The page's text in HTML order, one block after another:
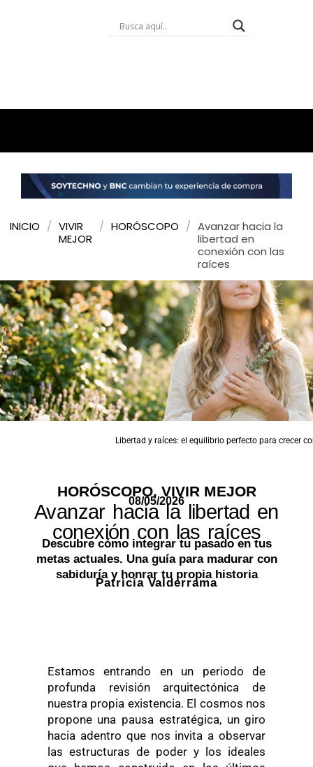
INICIO / VIVIR
MEJOR
/ HORÓSCOPO / Avanzar hacia la
libertad en
conexión con las
raíces
Libertad y raíces: el equilibrio perfecto para crecer
HORÓSCOPO, VIVIR MEJOR
08/05/2026
Avanzar hacia la libertad en
conexión con las raíces
Descubre cómo integrar tu pasado en tus
metas actuales. Una guía para madurar con
sabiduría y honrar tu propia historia
Patricia Valderrama
Estamos entrando en un periodo de
profunda revisión arquitectónica de
nuestra propia existencia. El cosmos nos
propone una pausa estratégica, un giro
hacia adentro que nos invita a observar
las estructuras de poder y los ideales